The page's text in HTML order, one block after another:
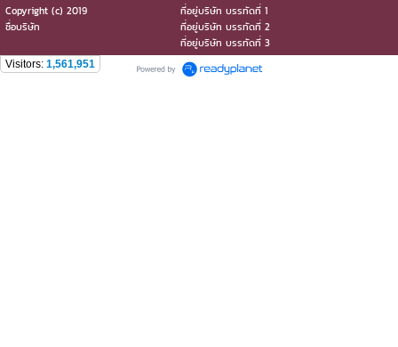
Copyright (c) 2019
ที่อยู่บริษัท บรรทัดที่ 1
ชื่อบริษัท
ที่อยู่บริษัท บรรทัดที่ 2
ที่อยู่บริษัท บรรทัดที่ 3
Visitors: 1,561,951